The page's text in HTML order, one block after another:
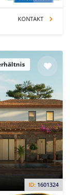
KONTAKT
ID: 1601324